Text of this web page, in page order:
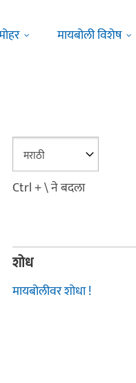
मायबोली विशेष
Ctrl + \ ने बदला
शोध
मायबोलीवर शोधा !